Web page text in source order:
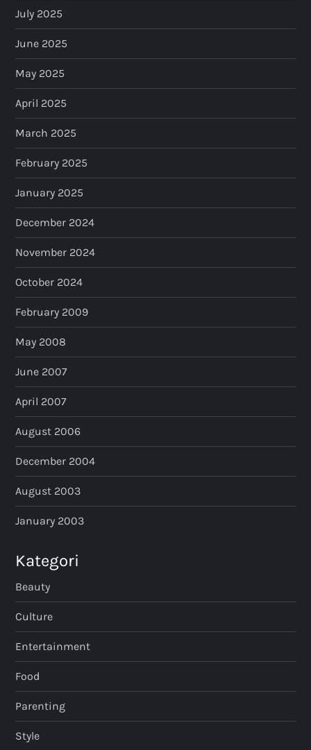
July 2025
June 2025
May 2025
April 2025
March 2025
February 2025
January 2025
December 2024
November 2024
October 2024
February 2009
May 2008
June 2007
April 2007
August 2006
December 2004
August 2003
January 2003
Kategori
Beauty
Culture
Entertainment
Food
Parenting
Style